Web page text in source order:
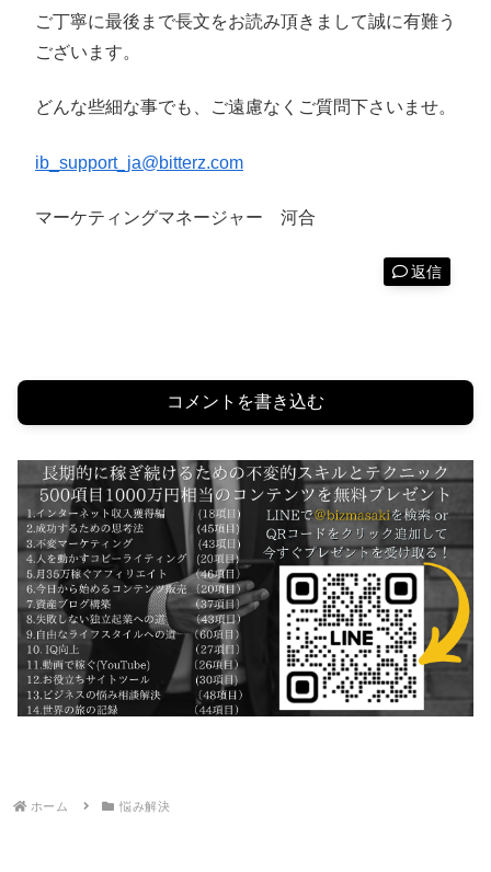
ご丁寧に最後まで長文をお読み頂きまして誠に有難う
ございます。
どんな些細な事でも、ご遠慮なくご質問下さいませ。
ib_support_ja@bitterz.com
マーケティングマネージャー 河合
返信
コメントを書き込む
ホーム 悩み解決